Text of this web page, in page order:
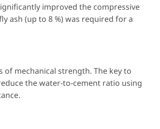
improved the compressive
ash (up to 8 %) was required for a
mechanical strength. The key to
the water-to-cement ratio using